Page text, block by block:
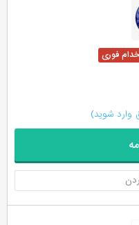
وارد شوید)